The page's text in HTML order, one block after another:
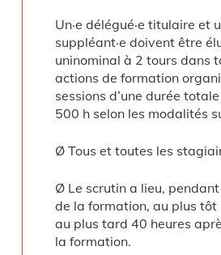
Un·e délégué·e titulaire et
suppléant·e doivent être
uninominal à 2 tours dans
actions de formation
sessions d’une durée
500 h selon les modalités
Ø Tous et toutes les
Ø Le scrutin a lieu, pendant
de la formation, au plus tôt
au plus tard 40 heures
la formation.